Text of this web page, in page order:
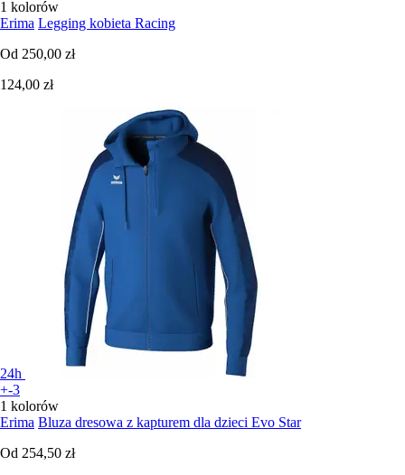
1 kolorów
Erima Legging kobieta Racing
Od 250,00 zł
124,00 zł
24h
+-3
1 kolorów
Erima Bluza dresowa z kapturem dla dzieci Evo Star
Od 254,50 zł